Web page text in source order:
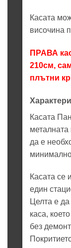
Касата
височина
ПРАВА
210см,
плътни
Касата
да е
Касата се
един
Целта е
каса,
без